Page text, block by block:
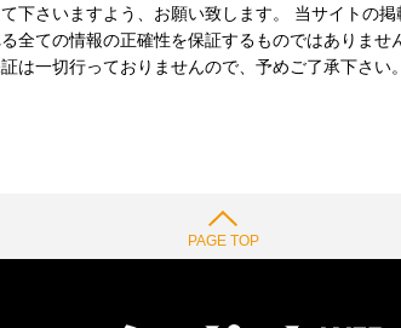
下さいますよう、お願い致します。 当サイトの掲
全ての情報の正確性を保証するものではありませ
は一切行っておりませんので、予めご了承下さい。
PAGE TOP